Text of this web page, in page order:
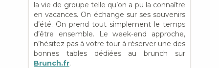
la vie de groupe telle qu’on a pu la connaître
en vacances. On échange sur ses souvenirs
d’été. On prend tout simplement le temps
d’être ensemble. Le week-end approche,
n’hésitez pas à votre tour à réserver une des
bonnes tables dédiées au brunch sur
Brunch.fr.